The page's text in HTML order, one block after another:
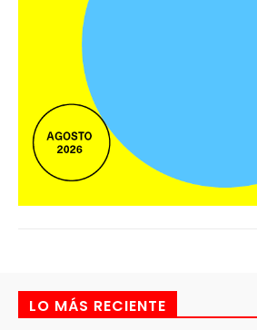
LO MÁS RECIENTE